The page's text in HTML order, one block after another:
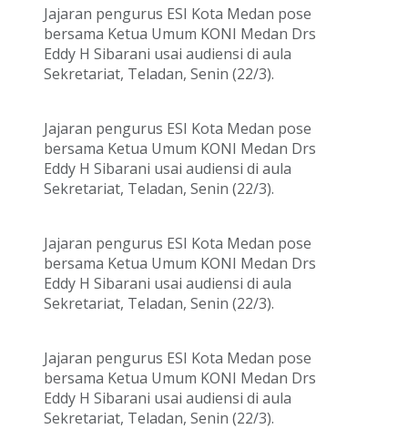
Jajaran pengurus ESI Kota Medan pose
bersama Ketua Umum KONI Medan Drs
Eddy H Sibarani usai audiensi di aula
Sekretariat, Teladan, Senin (22/3).
Jajaran pengurus ESI Kota Medan pose
bersama Ketua Umum KONI Medan Drs
Eddy H Sibarani usai audiensi di aula
Sekretariat, Teladan, Senin (22/3).
Jajaran pengurus ESI Kota Medan pose
bersama Ketua Umum KONI Medan Drs
Eddy H Sibarani usai audiensi di aula
Sekretariat, Teladan, Senin (22/3).
Jajaran pengurus ESI Kota Medan pose
bersama Ketua Umum KONI Medan Drs
Eddy H Sibarani usai audiensi di aula
Sekretariat, Teladan, Senin (22/3).